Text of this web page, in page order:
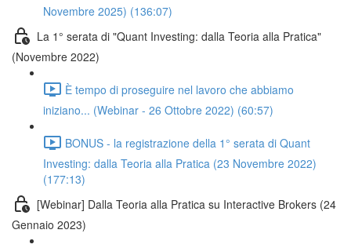
Novembre 2025) (136:07)
La 1° serata di "Quant Investing: dalla Teoria alla Pratica"
(Novembre 2022)
È tempo di proseguire nel lavoro che abbiamo
iniziano... (Webinar - 26 Ottobre 2022) (60:57)
BONUS - la registrazione della 1° serata di Quant
Investing: dalla Teoria alla Pratica (23 Novembre 2022)
(177:13)
[Webinar] Dalla Teoria alla Pratica su Interactive Brokers (24
Gennaio 2023)